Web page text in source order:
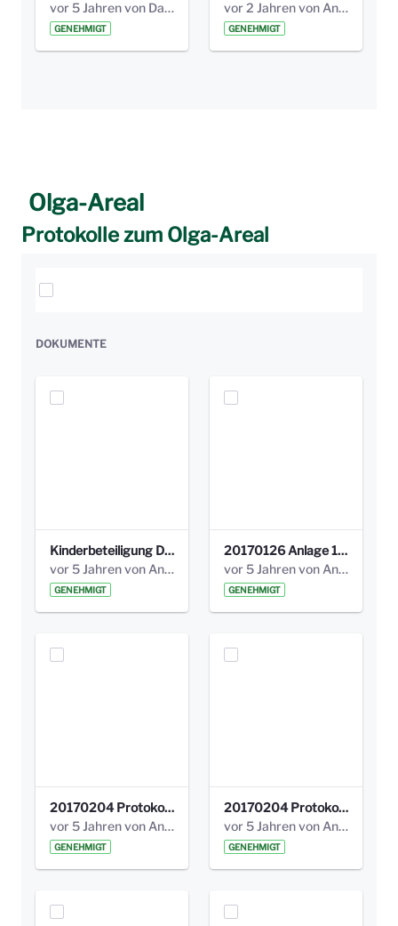
vor 5 Jahren von Daniela Bilic
GENEHMIGT
vor 2 Jahren von Anni Schlumberger
GENEHMIGT
Olga-Areal
Protokolle zum Olga-Areal
Elemente auswählen
DOKUMENTE
Kinderbeteiligung Dez. 17 _Abstimmung Klettergerüst.pdf
vor 5 Jahren von Anni Schlumberger
GENEHMIGT
20170126 Anlage 1_Kinderbeteiligung_Olga_Areal_Auswertung.pdf
vor 5 Jahren von Anni Schlumberger
GENEHMIGT
20170204 Protokoll Workshop 2 Promenade Schloßstraße .pdf
vor 5 Jahren von Anni Schlumberger
GENEHMIGT
20170204 Protokoll Workshop 2 Promenade Schloßstraße (1).pdf
vor 5 Jahren von Anni Schlumberger
GENEHMIGT